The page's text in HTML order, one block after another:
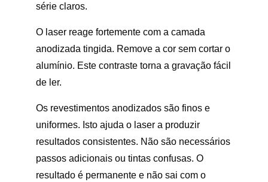
série claros.
O laser reage fortemente com a camada
anodizada tingida. Remove a cor sem cortar o
alumínio. Este contraste torna a gravação fácil
de ler.
Os revestimentos anodizados são finos e
uniformes. Isto ajuda o laser a produzir
resultados consistentes. Não são necessários
passos adicionais ou tintas confusas. O
resultado é permanente e não sai com o